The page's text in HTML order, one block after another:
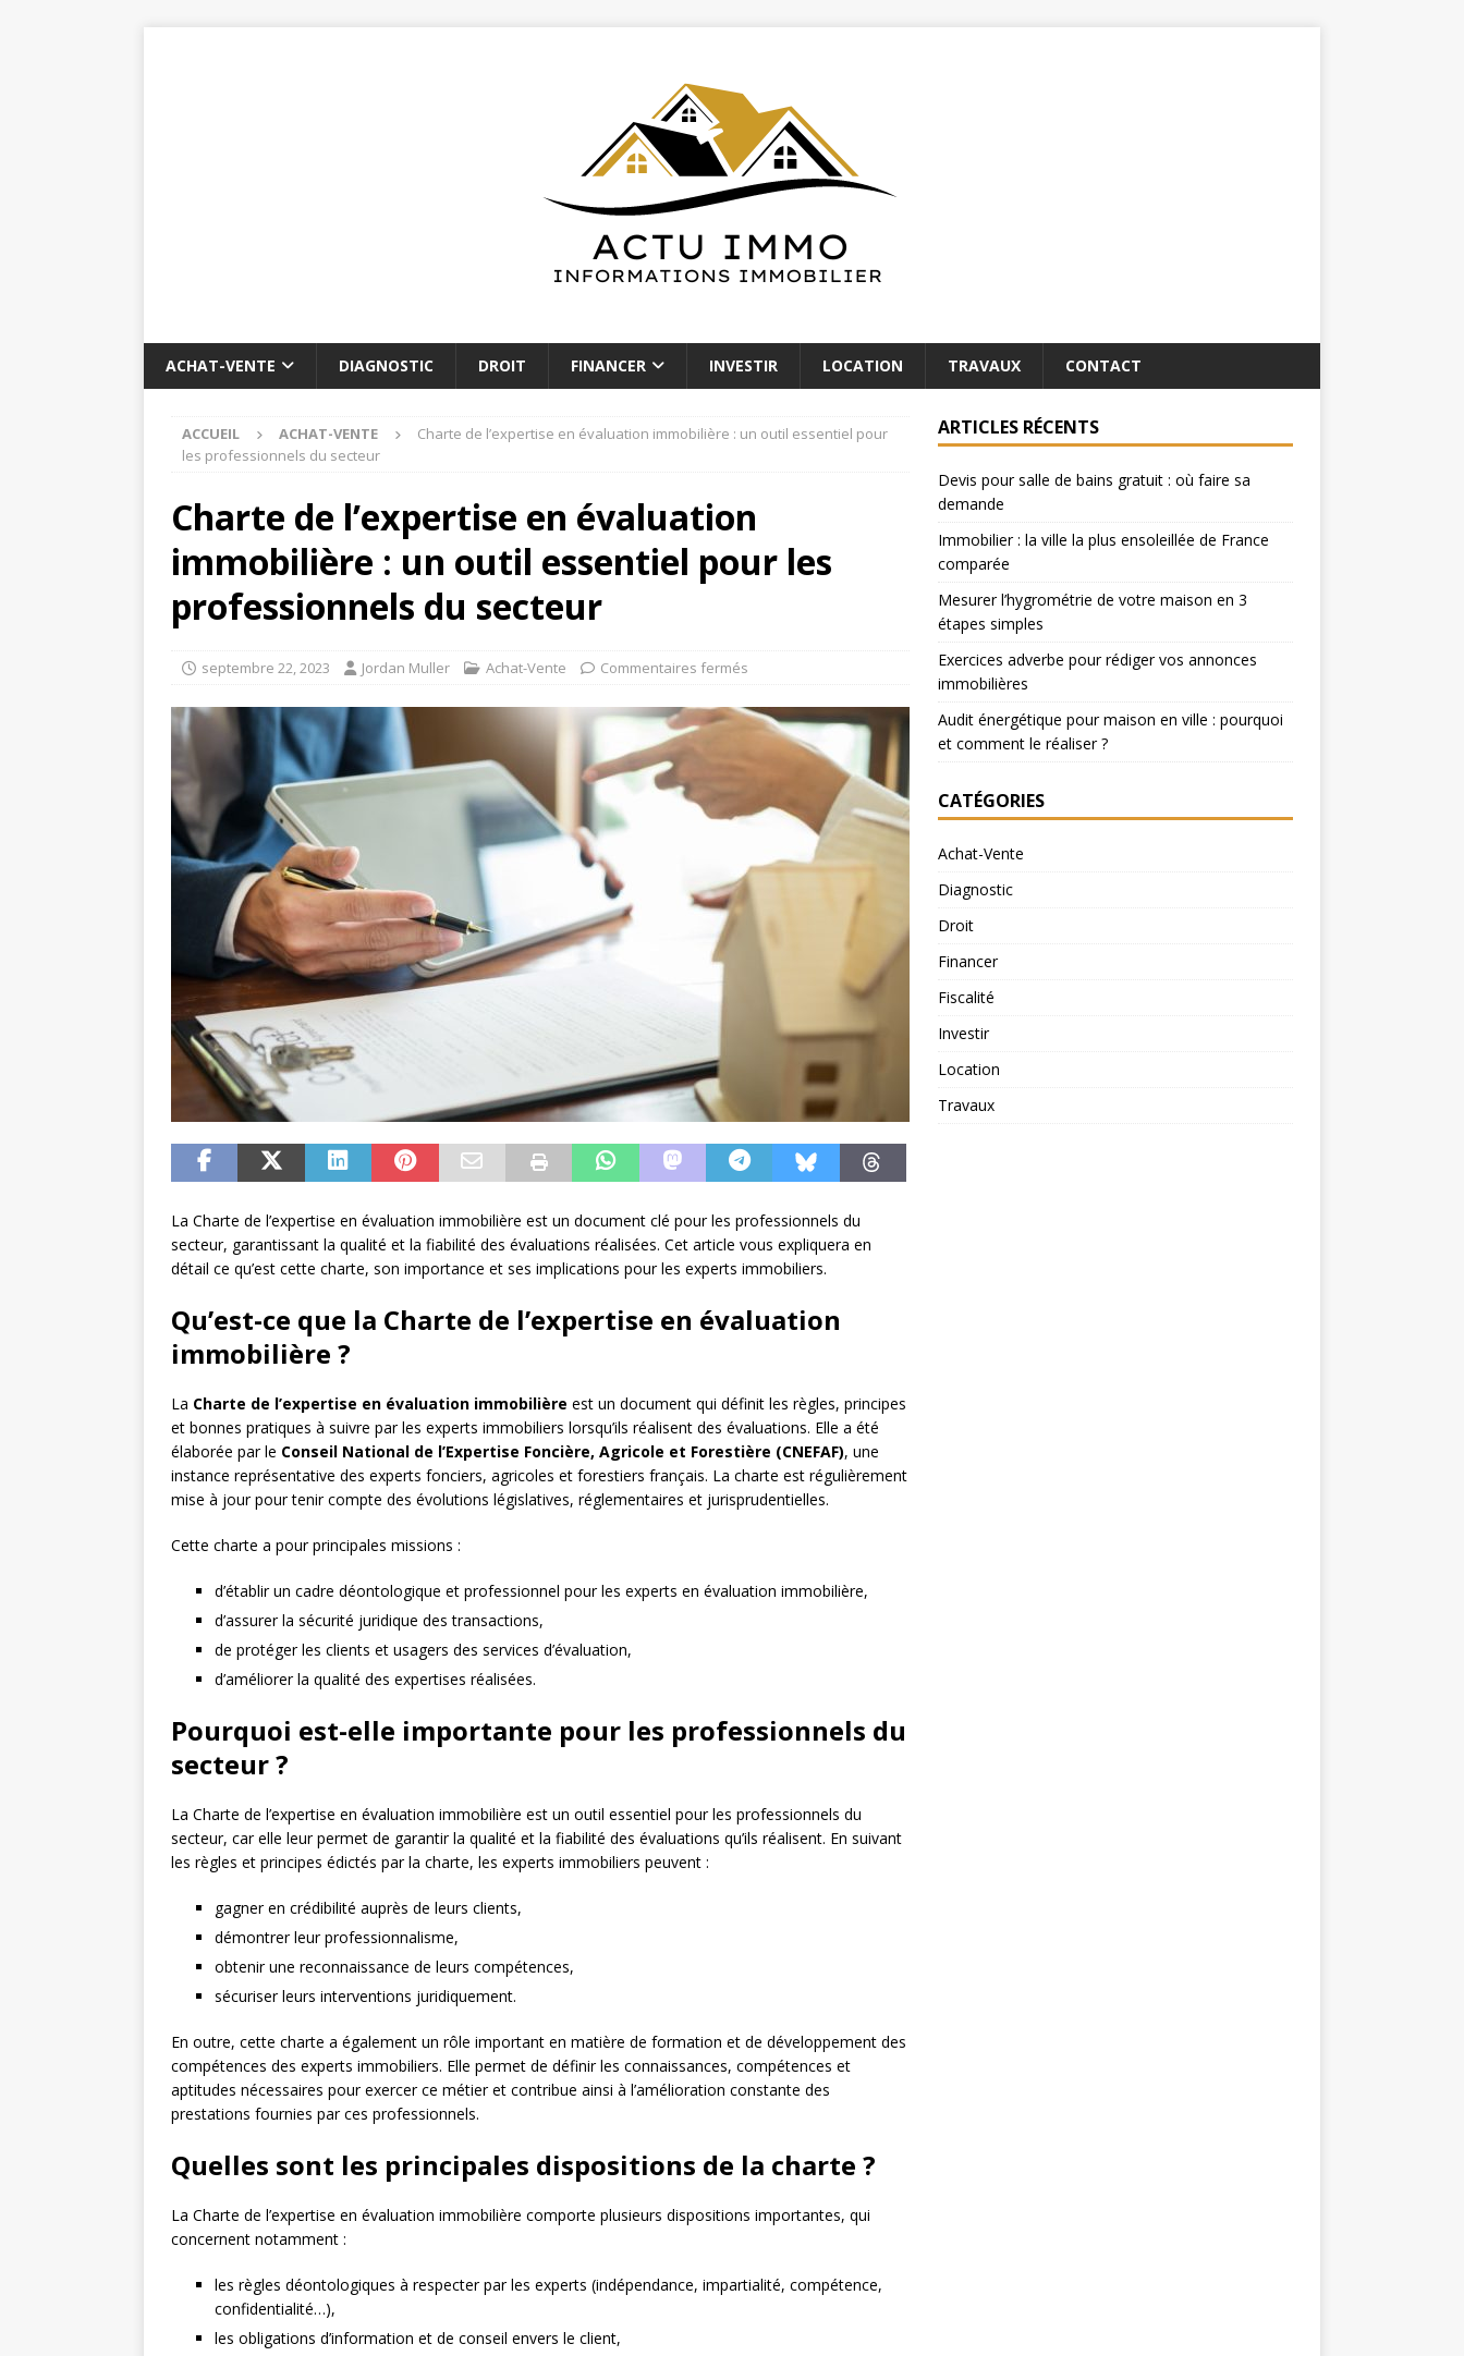
ACHAT-VENTE DIAGNOSTIC DROIT FINANCER INVESTIR LOCATION TRAVAUX CONTACT
ACCUEIL ACHAT-VENTE
Charte de l’expertise en évaluation immobilière : un outil essentiel pour
les professionnels du secteur
Charte de l’expertise en évaluation
immobilière : un outil essentiel pour les
professionnels du secteur
septembre 22, 2023 Jordan Muller Achat-Vente Commentaires fermés
La Charte de l’expertise en évaluation immobilière est un document clé pour les professionnels du
secteur, garantissant la qualité et la fiabilité des évaluations réalisées. Cet article vous expliquera en
détail ce qu’est cette charte, son importance et ses implications pour les experts immobiliers.
Qu’est-ce que la Charte de l’expertise en évaluation
immobilière ?
La Charte de l’expertise en évaluation immobilière est un document qui définit les règles, principes
et bonnes pratiques à suivre par les experts immobiliers lorsqu’ils réalisent des évaluations. Elle a été
élaborée par le Conseil National de l’Expertise Foncière, Agricole et Forestière (CNEFAF), une
instance représentative des experts fonciers, agricoles et forestiers français. La charte est régulièrement
mise à jour pour tenir compte des évolutions législatives, réglementaires et jurisprudentielles.
Cette charte a pour principales missions :
d’établir un cadre déontologique et professionnel pour les experts en évaluation immobilière,
d’assurer la sécurité juridique des transactions,
de protéger les clients et usagers des services d’évaluation,
d’améliorer la qualité des expertises réalisées.
Pourquoi est-elle importante pour les professionnels du
secteur ?
La Charte de l’expertise en évaluation immobilière est un outil essentiel pour les professionnels du
secteur, car elle leur permet de garantir la qualité et la fiabilité des évaluations qu’ils réalisent. En suivant
les règles et principes édictés par la charte, les experts immobiliers peuvent :
gagner en crédibilité auprès de leurs clients,
démontrer leur professionnalisme,
obtenir une reconnaissance de leurs compétences,
sécuriser leurs interventions juridiquement.
En outre, cette charte a également un rôle important en matière de formation et de développement des
compétences des experts immobiliers. Elle permet de définir les connaissances, compétences et
aptitudes nécessaires pour exercer ce métier et contribue ainsi à l’amélioration constante des
prestations fournies par ces professionnels.
Quelles sont les principales dispositions de la charte ?
La Charte de l’expertise en évaluation immobilière comporte plusieurs dispositions importantes, qui
concernent notamment :
les règles déontologiques à respecter par les experts (indépendance, impartialité, compétence,
confidentialité…),
les obligations d’information et de conseil envers le client,
ARTICLES RÉCENTS
Devis pour salle de bains gratuit : où faire sa
demande
Immobilier : la ville la plus ensoleillée de France
comparée
Mesurer l’hygrométrie de votre maison en 3
étapes simples
Exercices adverbe pour rédiger vos annonces
immobilières
Audit énergétique pour maison en ville : pourquoi
et comment le réaliser ?
CATÉGORIES
Achat-Vente
Diagnostic
Droit
Financer
Fiscalité
Investir
Location
Travaux